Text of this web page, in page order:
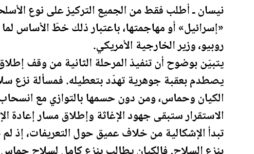
نيسان ـ أطلب فقط من الجميع التركيز على نوع
«إسرائيل» أو مهاجمتها، باعتبار ذلك خطّ الأساس
روبيو، وزير الخارجية الأمريكي.
يتبيّن بوضوح أن تنفيذ المرحلة الثانية من وقف
يصطدم بعقبة جوهرية تهدّد بتعطيله. فمسألة نزع
الكيان وحماس، ومن دون حسمها بالتوازي مع ان
الاستقرار ستبقى جهود الإغاثة وإطلاق مسار إعادة
تبدأ الإشكالية من خلاف عميق حول التعريفات، إذ